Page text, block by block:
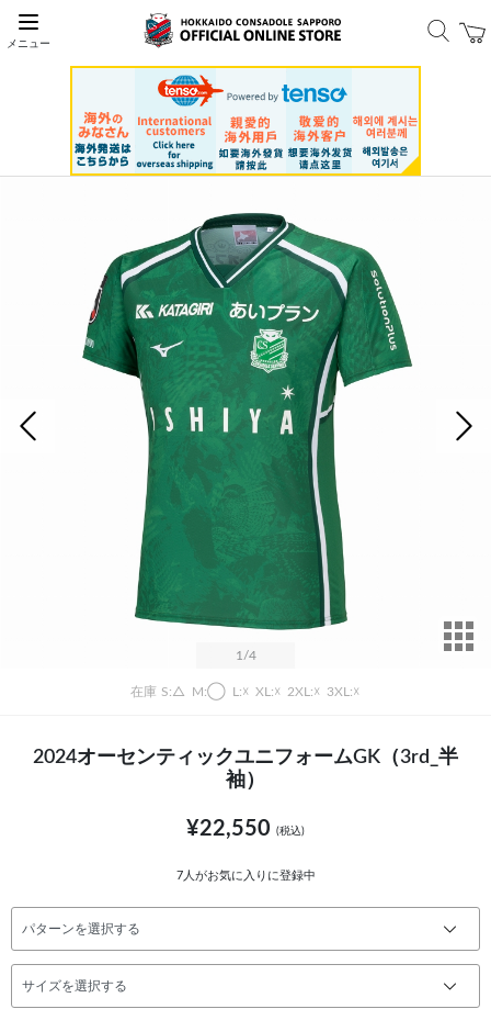
メニュー
前の画像
1 /4
在庫 S:△ M:◯ L:☓ XL:☓ 2XL:☓ 3XL:☓
2024オーセンティックユニフォームGK（3rd_半
袖）
¥22,550 (税込)
7人がお気に入りに登録中